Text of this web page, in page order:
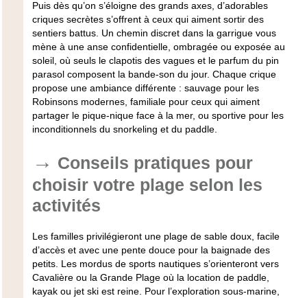
Puis dès qu’on s’éloigne des grands axes, d’adorables
criques secrètes s’offrent à ceux qui aiment sortir des
sentiers battus. Un chemin discret dans la garrigue vous
mène à une anse confidentielle, ombragée ou exposée au
soleil, où seuls le clapotis des vagues et le parfum du pin
parasol composent la bande-son du jour. Chaque crique
propose une ambiance différente : sauvage pour les
Robinsons modernes, familiale pour ceux qui aiment
partager le pique-nique face à la mer, ou sportive pour les
inconditionnels du snorkeling et du paddle.
Conseils pratiques pour
choisir votre plage selon les
activités
Les familles privilégieront une plage de sable doux, facile
d’accès et avec une pente douce pour la baignade des
petits. Les mordus de sports nautiques s’orienteront vers
Cavalière ou la Grande Plage où la location de paddle,
kayak ou jet ski est reine. Pour l’exploration sous-marine,